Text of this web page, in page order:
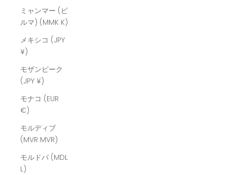
ミャンマー (ビ
ルマ) (MMK K)
メキシコ (JPY
¥)
モザンビーク
(JPY ¥)
モナコ (EUR
€)
モルディブ
(MVR MVR)
モルドバ (MDL
L)